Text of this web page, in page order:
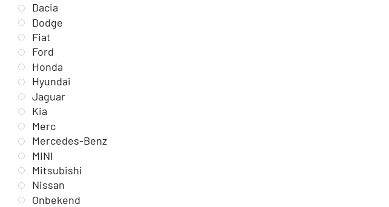
Dacia
Dodge
Fiat
Ford
Honda
Hyundai
Jaguar
Kia
Merc
Mercedes-Benz
MINI
Mitsubishi
Nissan
Onbekend